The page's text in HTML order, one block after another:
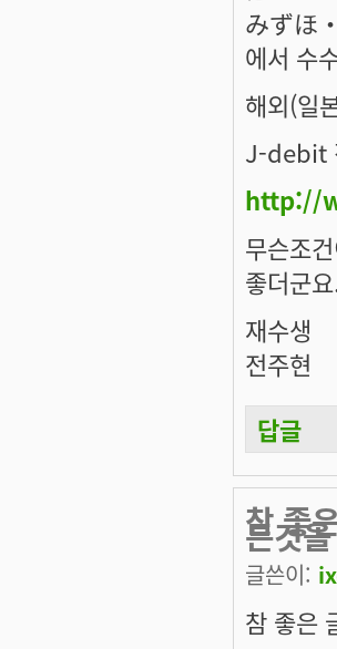
みずほ
에서 수
해외(일
J-debit
http://
무슨조
좋더군
재수생
전주현
답글
참 좋
든것
글쓴이:
참 좋은